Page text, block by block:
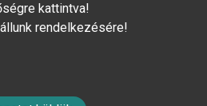
kattintva!
rendelkezésére!